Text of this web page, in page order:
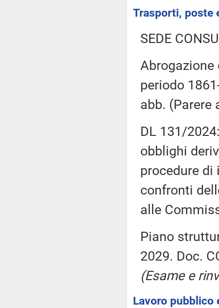
Trasporti, poste
SEDE
periodo
abb.
DL 131/
obblighi
procedure di
confronti
alle
Piano
2029. Doc.
(Esame e
Lavoro pubblico